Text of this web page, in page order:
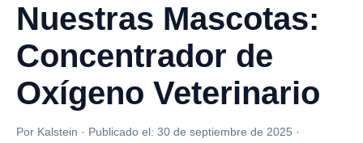
Nuestras Mascotas:
Concentrador de
Oxígeno Veterinario
Por Kalstein · Publicado el: 30 de septiembre de 2025 ·